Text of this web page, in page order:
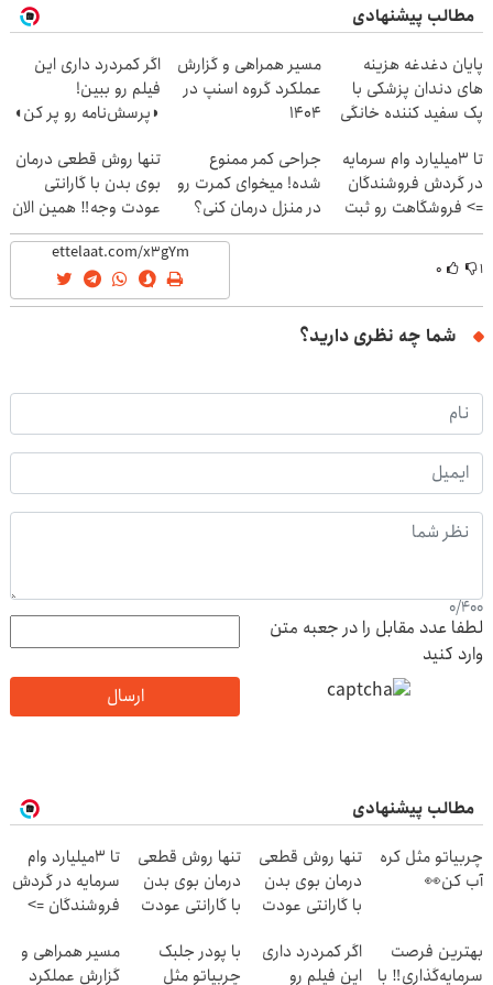
مطالب پیشنهادی
پایان دغدغه هزینه
های دندان پزشکی با
پک سفید کننده خانگی
مسیر همراهی و گزارش
عملکرد گروه اسنپ در
۱۴۰۴
اگر کمردرد داری این
فیلم رو ببین!
◗پرسش‌نامه رو پر کن◖
تا 3میلیارد وام سرمایه
در گردش فروشندگان
=> فروشگاهت رو ثبت
کن
جراحی کمر ممنوع
شده! میخوای کمرت رو
در منزل درمان کنی؟
((پرسش‌نامه))
تنها روش قطعی درمان
بوی بدن با گارانتی
عودت وجه‼️ همین الان
ببین
۱ ۰
شما چه نظری دارید؟
0/400
لطفا عدد مقابل را در جعبه متن
وارد کنید
ارسال
مطالب پیشنهادی
چربیاتو مثل کره
آب کن👀
تنها روش قطعی
درمان بوی بدن
با گارانتی عودت
ببین
تنها روش قطعی
درمان بوی بدن
با گارانتی عودت
ببین
تا 3میلیارد وام
سرمایه در گردش
فروشندگان =>
ثبت کن
بهترین فرصت
سرمایه‌گذاری‼️ با
اگر کمردرد داری
این فیلم رو
با پودر جلبک
چربیاتو مثل
مسیر همراهی و
گزارش عملکرد